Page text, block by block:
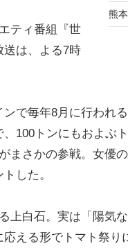
ティ番組『世
送は、よる7時
で毎年8月に行われ
100トンにもおよぶ
まさかの参戦。女優
した。
白石。実は「陽気
える形でトマト祭り